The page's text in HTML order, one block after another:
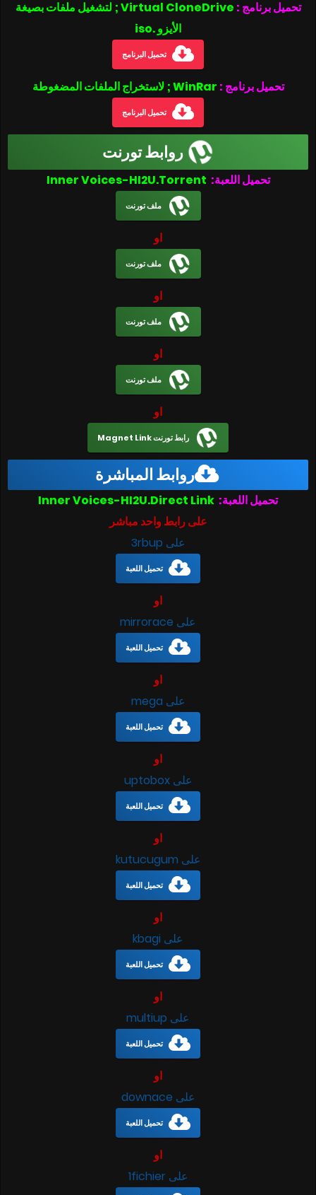
تحميل برنامج :
Virtual CloneDrive ; لتشغيل ملفات بصيغة
الأيزو .iso
تحميل البرنامج
تحميل برنامج : WinRar ; لاستخراج الملفات المضغوطة
تحميل البرنامج
روابط تورنت
تحميل اللعبة:
ملف تورنت
او
ملف تورنت
او
ملف تورنت
او
ملف تورنت
او
رابط تورنت Magnet Link
روابط المباشرة
تحميل اللعبة:
على رابط واحد مباشر
على 3rbup
تحميل اللعبة
او
على mirrorace
تحميل اللعبة
او
على mega
تحميل اللعبة
او
على uptobox
تحميل اللعبة
او
على kutucugum
تحميل اللعبة
او
على kbagi
تحميل اللعبة
او
على multiup
تحميل اللعبة
او
على downace
تحميل اللعبة
او
على 1fichier